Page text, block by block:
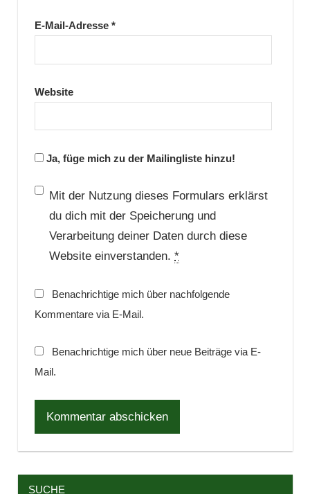
E-Mail-Adresse *
Website
Ja, füge mich zu der Mailingliste hinzu!
Mit der Nutzung dieses Formulars erklärst
du dich mit der Speicherung und
Verarbeitung deiner Daten durch diese
Website einverstanden. *
Benachrichtige mich über nachfolgende
Kommentare via E-Mail.
Benachrichtige mich über neue Beiträge via E-
Mail.
SUCHE